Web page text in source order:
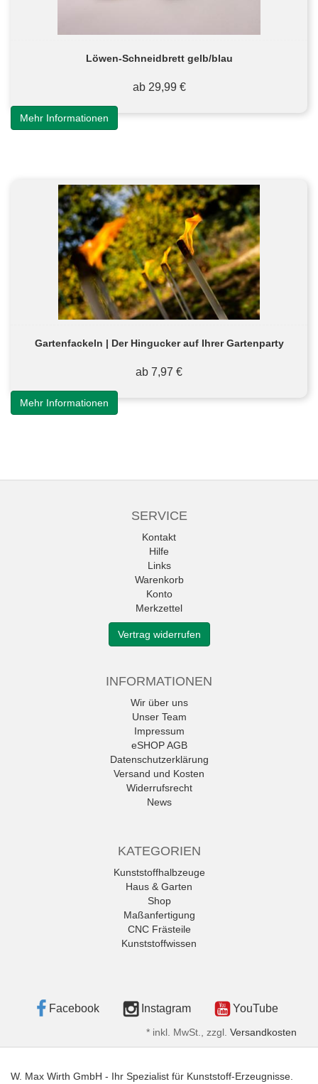
Löwen-Schneidbrett gelb/blau
ab 29,99 €
Mehr Informationen
Gartenfackeln | Der Hingucker auf Ihrer Gartenparty
ab 7,97 €
Mehr Informationen
SERVICE
Kontakt
Hilfe
Links
Warenkorb
Konto
Merkzettel
Vertrag widerrufen
INFORMATIONEN
Wir über uns
Unser Team
Impressum
eSHOP AGB
Datenschutzerklärung
Versand und Kosten
Widerrufsrecht
News
KATEGORIEN
Kunststoffhalbzeuge
Haus & Garten
Shop
Maßanfertigung
CNC Frästeile
Kunststoffwissen
Facebook Instagram YouTube
* inkl. MwSt., zzgl. Versandkosten
W. Max Wirth GmbH - Ihr Spezialist für Kunststoff-Erzeugnisse.